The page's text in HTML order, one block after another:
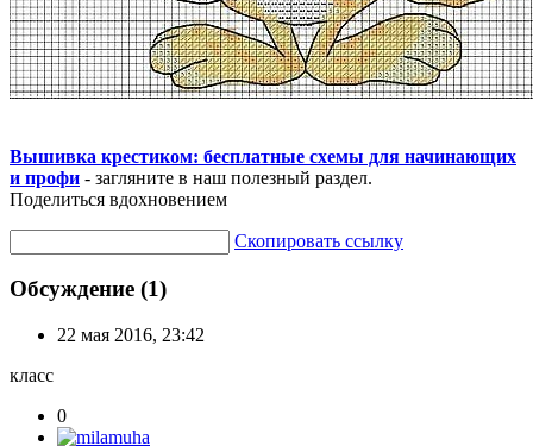
Вышивка крестиком: бесплатные схемы для начинающих
и профи - загляните в наш полезный раздел.
Поделиться вдохновением
Скопировать ссылку
Обсуждение (1)
22 мая 2016, 23:42
класс
0